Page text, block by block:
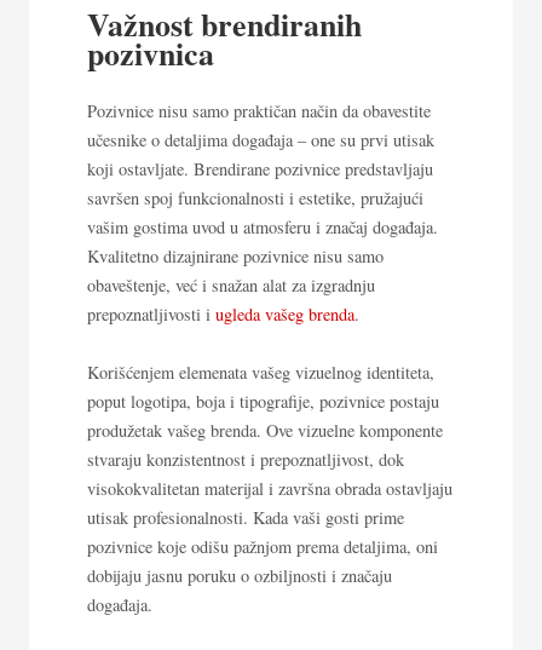
Važnost brendiranih
pozivnica
Pozivnice nisu samo praktičan način da obavestite
učesnike o detaljima događaja – one su prvi utisak
koji ostavljate. Brendirane pozivnice predstavljaju
savršen spoj funkcionalnosti i estetike, pružajući
vašim gostima uvod u atmosferu i značaj događaja.
Kvalitetno dizajnirane pozivnice nisu samo
obaveštenje, već i snažan alat za izgradnju
prepoznatljivosti i ugleda vašeg brenda.
Korišćenjem elemenata vašeg vizuelnog identiteta,
poput logotipa, boja i tipografije, pozivnice postaju
produžetak vašeg brenda. Ove vizuelne komponente
stvaraju konzistentnost i prepoznatljivost, dok
visokokvalitetan materijal i završna obrada ostavljaju
utisak profesionalnosti. Kada vaši gosti prime
pozivnice koje odišu pažnjom prema detaljima, oni
dobijaju jasnu poruku o ozbiljnosti i značaju
događaja.